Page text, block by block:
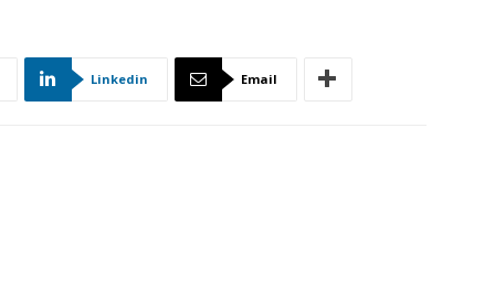
Linkedin Email